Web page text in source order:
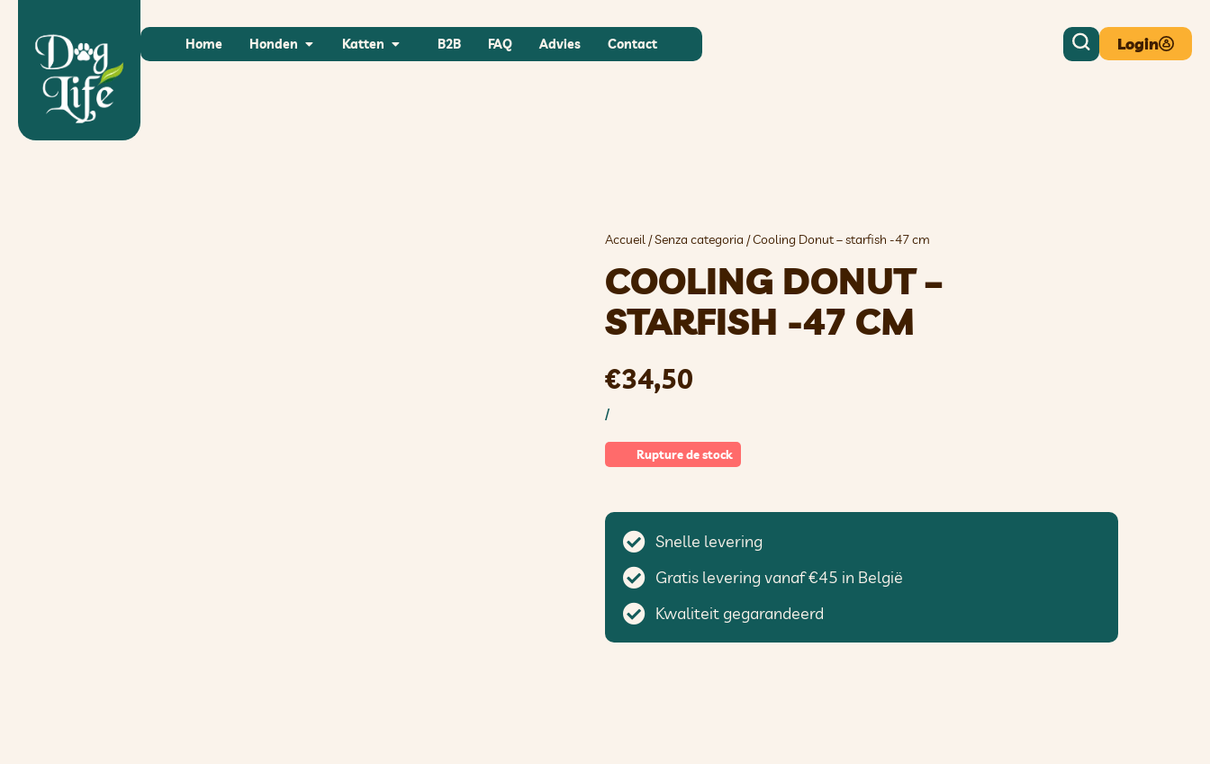
Home Honden Katten B2B FAQ Advies Contact Login
Accueil /Senza categoria / Cooling Donut – starfish -47 cm
COOLING DONUT –
STARFISH -47 CM
€34,50
/
Rupture de stock
Snelle levering
Gratis levering vanaf €45 in België
Kwaliteit gegarandeerd